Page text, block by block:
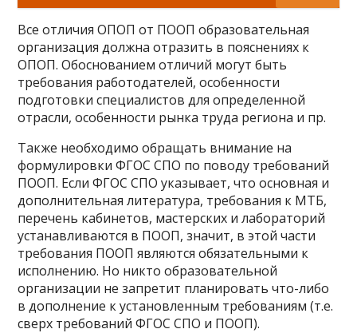
Все отличия ОПОП от ПООП образовательная
организация должна отразить в пояснениях к
ОПОП. Обоснованием отличий могут быть
требования работодателей, особенности
подготовки специалистов для определенной
отрасли, особенности рынка труда региона и пр.
Также необходимо обращать внимание на
формулировки ФГОС СПО по поводу требований
ПООП. Если ФГОС СПО указывает, что основная и
дополнительная литература, требования к МТБ,
перечень кабинетов, мастерских и лабораторий
устанавливаются в ПООП, значит, в этой части
требования ПООП являются обязательными к
исполнению. Но никто образовательной
организации не запретит планировать что-либо
в дополнение к установленным требованиям (т.е.
сверх требований ФГОС СПО и ПООП).